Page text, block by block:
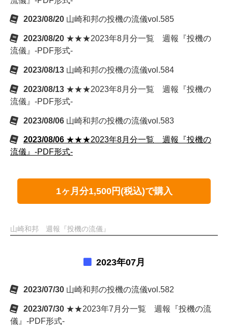
2023/08/20 山崎和邦の投機の流儀vol.585
2023/08/20 ★★★2023年8月分一覧 週報『投機の
流儀』-PDF形式-
2023/08/13 山崎和邦の投機の流儀vol.584
2023/08/13 ★★★2023年8月分一覧 週報『投機の
流儀』-PDF形式-
2023/08/06 山崎和邦の投機の流儀vol.583
2023/08/06 ★★★2023年8月分一覧 週報『投機の
流儀』-PDF形式-
1ヶ月分1,500円(税込)で購入
山崎和邦 週報『投機の流儀』
2023年07月
2023/07/30 山崎和邦の投機の流儀vol.582
2023/07/30 ★★2023年7月分一覧 週報『投機の流
儀』-PDF形式-